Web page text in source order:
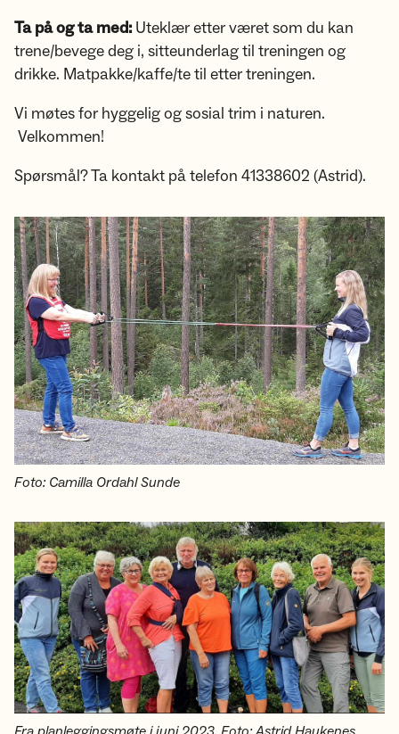
Ta på og ta med: Uteklær etter været som du kan
trene/bevege deg i, sitteunderlag til treningen og
drikke. Matpakke/kaffe/te til etter treningen.
Vi møtes for hyggelig og sosial trim i naturen.
Velkommen!
Spørsmål? Ta kontakt på telefon 41338602 (Astrid).
Foto: Camilla Ordahl Sunde